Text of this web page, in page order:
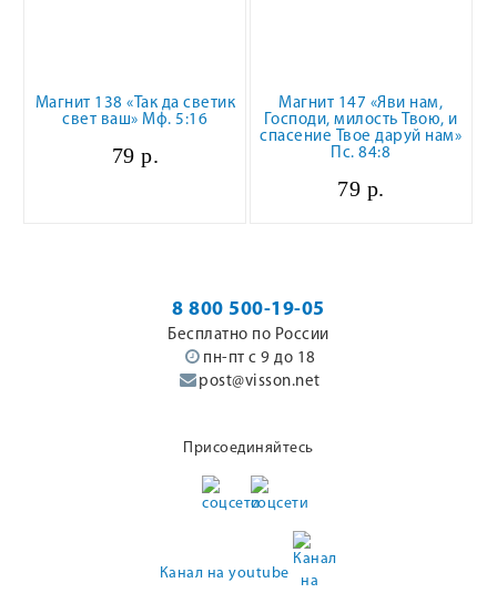
Магнит 138 «Так да светик
свет ваш» Мф. 5:16
79 р.
Магнит 147 «Яви нам,
Господи, милость Твою, и
спасение Твое даруй нам»
Пс. 84:8
79 р.
8 800 500-19-05
Бесплатно по России
пн-пт с 9 до 18
post@visson.net
Присоединяйтесь
Канал на youtube